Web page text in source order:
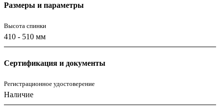
Размеры и параметры
Высота спинки
410 - 510 мм
Сертификация и документы
Регистрационное удостоверение
Наличие